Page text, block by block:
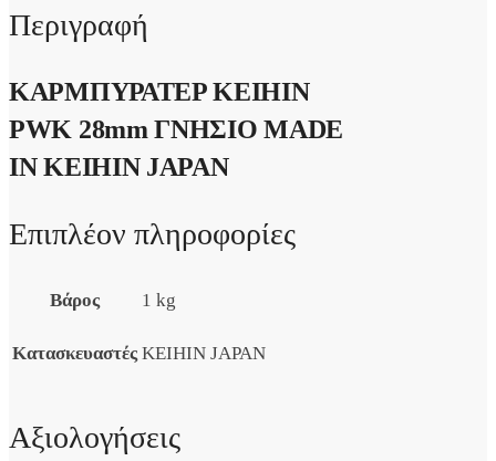
Περιγραφή
ΚΑΡΜΠΥΡΑΤΕΡ KEIHIN
PWK 28mm ΓΝΗΣΙΟ MADE
IN KEIHIN JAPAN
Επιπλέον πληροφορίες
Βάρος 1 kg
Κατασκευαστές KEIHIN JAPAN
Αξιολογήσεις